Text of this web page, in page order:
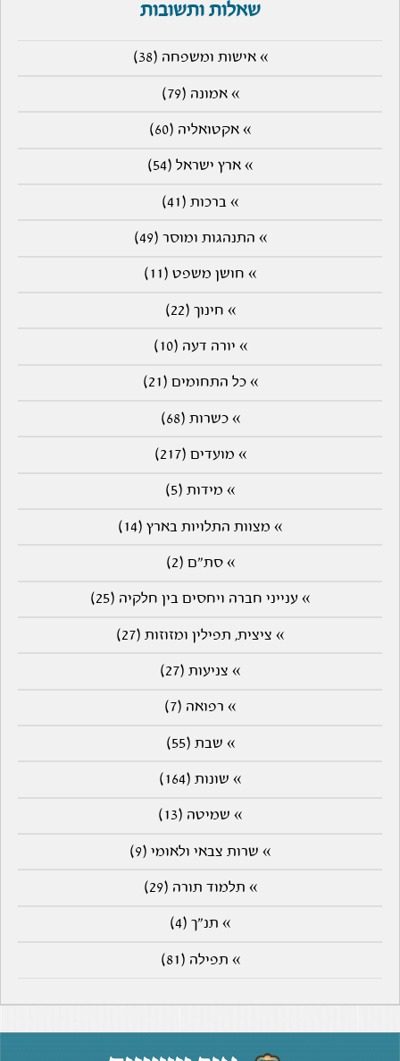
שאלות ותשובות
» אישות ומשפחה (38)
» אמונה (79)
» אקטואליה (60)
» ארץ ישראל (54)
» ברכות (41)
» התנהגות ומוסר (49)
» חושן משפט (11)
» חינוך (22)
» יורה דעה (10)
» כל התחומים (21)
» כשרות (68)
» מועדים (217)
» מידות (5)
» מצוות התלויות בארץ (14)
» סת"ם (2)
» ענייני חברה ויחסים בין חלקיה (25)
» ציצית, תפילין ומזוזות (27)
» צניעות (27)
» רפואה (7)
» שבת (55)
» שונות (164)
» שמיטה (13)
» שרות צבאי ולאומי (9)
» תלמוד תורה (29)
» תנ"ך (4)
» תפילה (81)